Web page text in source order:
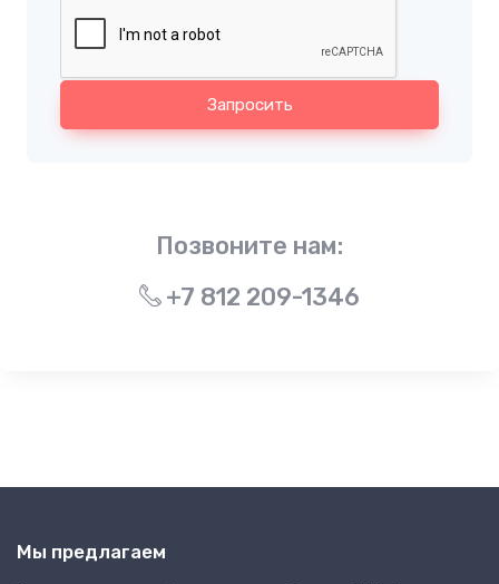
Запросить
Позвоните нам:
+7 812 209-1346
Мы предлагаем